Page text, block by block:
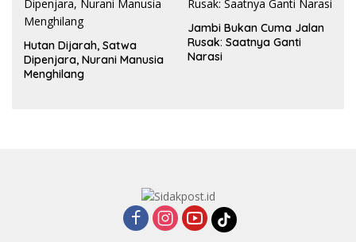
Hutan Dijarah, Satwa
Dipenjara, Nurani Manusia
Menghilang
Jambi Bukan Cuma Jalan
Rusak: Saatnya Ganti
Narasi